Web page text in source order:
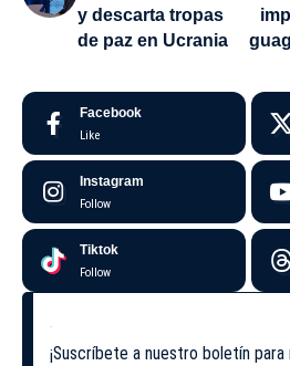
y descarta tropas
de paz en Ucrania
Facebook
Like
Instagram
Follow
Tiktok
Follow
¡Suscríbete a nuestro boletín